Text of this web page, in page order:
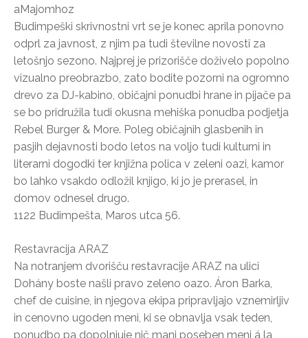
aMajomhoz
Budimpeški skrivnostni vrt se je konec aprila ponovno
odprl za javnost, z njim pa tudi številne novosti za
letošnjo sezono. Najprej je prizorišče doživelo popolno
vizualno preobrazbo, zato bodite pozorni na ogromno
drevo za DJ-kabino, običajni ponudbi hrane in pijače pa
se bo pridružila tudi okusna mehiška ponudba podjetja
Rebel Burger & More. Poleg običajnih glasbenih in
pasjih dejavnosti bodo letos na voljo tudi kulturni in
literarni dogodki ter knjižna polica v zeleni oazi, kamor
bo lahko vsakdo odložil knjigo, ki jo je prerasel, in
domov odnesel drugo.
1122 Budimpešta, Maros utca 56.
Restavracija ARAZ
Na notranjem dvorišču restavracije ARAZ na ulici
Dohány boste našli pravo zeleno oazo. Áron Barka,
chef de cuisine, in njegova ekipa pripravljajo vznemirljiv
in cenovno ugoden meni, ki se obnavlja vsak teden,
ponudbo pa dopolnjuje nič manj poseben meni á la